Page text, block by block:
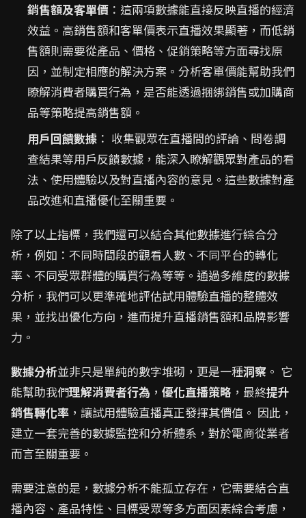
銷售額及客單價 ：這兩項數據能直接反映直播的經濟
效益。高銷售額和客單價表示直播效果顯著，而低銷
售額則需要從產品、價格、促銷策略等方面尋找原
因，並制定相應的解決方案。分析客單價能幫助我們
瞭解消費者購買行為，是否能透過捆綁銷售或加購商
品等策略提高銷售額。
用戶回饋數據 ： 收集觀眾在直播間的評論、問卷調
查結果等用戶反饋數據，能深入瞭解觀眾對產品的看
法、使用體驗以及對直播內容的意見。這些數據對產
品改進和直播優化至關重要。
除了以上指標，我們還可以結合其他數據進行綜合分
析，例如：不同時間段的觀看人數、不同平台的轉化
率、不同受眾群體的購買行為等等。通過多維度的數據
分析，我們可以更準確地評估試用體驗直播的整體效
果，並找出優化方向，進而提升直播銷售額和品牌影響
力。
數據分析並非只是單純的數字堆砌，更是一種洞察 。 它
能幫助我們理解消費者行為 ， 優化直播策略 ，最終提升
銷售轉化率 ，讓試用體驗直播真正發揮其價值。 因此，
建立一套完善的數據監控和分析體系，對於電商從業者
而言至關重要。
需要注意的是，數據分析不能孤立存在，它需要結合直
播內容、產品特性、目標受眾等多方面因素綜合考慮，